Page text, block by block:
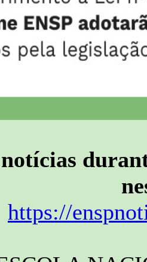
notícias
https://